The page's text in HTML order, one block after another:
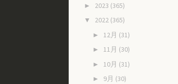
► 2023 (365)
▼ 2022 (365)
► 12月 (31)
► 11月 (30)
► 10月 (31)
► 9月 (30)